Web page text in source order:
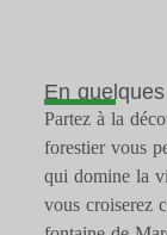
En
Partez à la
forestier vous
qui domine la
vous croiserez